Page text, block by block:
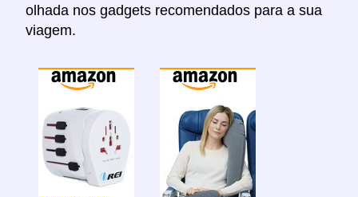
olhada nos gadgets recomendados para a sua
viagem.